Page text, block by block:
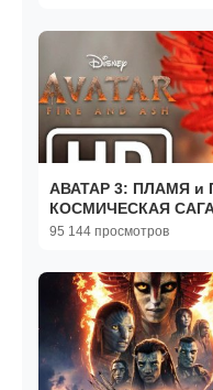
АВАТАР 3: ПЛАМЯ и
КОСМИЧЕСКАЯ
Фильм в 4К60FPS
95 144 просмотров